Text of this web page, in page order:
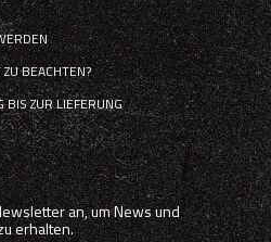
BEACHTEN?
BIS ZUR LIEFERUNG
an, um News und
erhalten.